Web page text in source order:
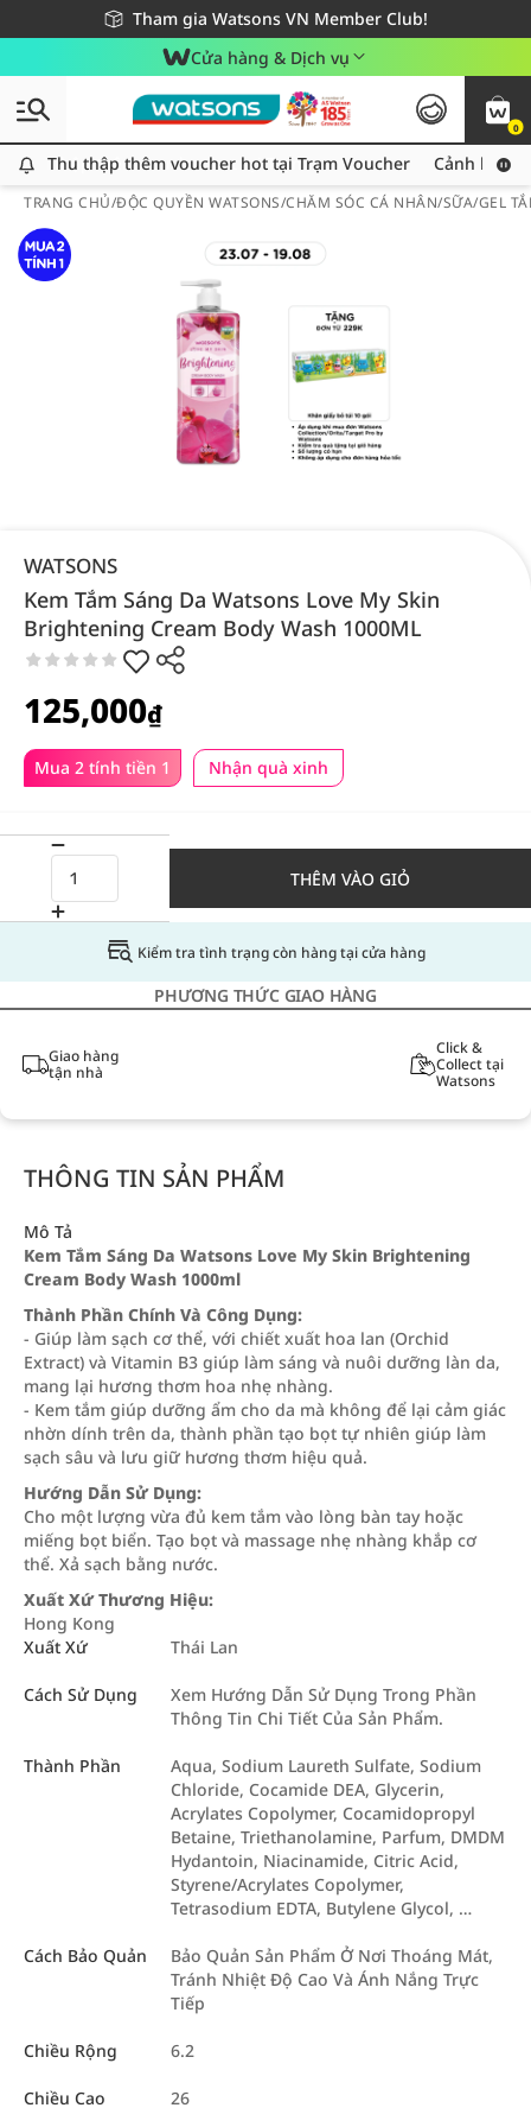
Tham gia Watsons VN Member Club!
Miễn phí giao hàng cho đơn hàng từ 249,000Đ
Giao hàng nhanh 24h - Áp dụng khu vực TP. Hồ Chí Minh
Cửa hàng & Dịch vụ
0
Thu thập thêm voucher hot tại Trạm Voucher
Thu thập thêm voucher hot tại Trạm Voucher Cảnh báo
TRANG CHỦ/ĐỘC QUYỀN WATSONS/CHĂM SÓC CÁ NHÂN/SỮA/GEL
WATSONS
Kem Tắm Sáng Da Watsons Love My Skin
Brightening Cream Body Wash 1000ML
Mua 2 tính tiền 1 Nhận quà xinh
125,000₫
THÊM VÀO GIỎ
Kiểm tra tình trạng còn hàng tại cửa hàng
PHƯƠNG THỨC GIAO HÀNG
Giao hàng
tận nhà
Click &
Collect tại
Watsons
THÔNG TIN SẢN PHẨM
Mô Tả
Kem Tắm Sáng Da Watsons Love My Skin Brightening
Cream Body Wash 1000ml
Thành Phần Chính Và Công Dụng:
- Giúp làm sạch cơ thể, với chiết xuất hoa lan (Orchid
Extract) và Vitamin B3 giúp làm sáng và nuôi dưỡng làn da,
mang lại hương thơm hoa nhẹ nhàng.
- Kem tắm giúp dưỡng ẩm cho da mà không để lại cảm giác
nhờn dính trên da, thành phần tạo bọt tự nhiên giúp làm
sạch sâu và lưu giữ hương thơm hiệu quả.
Hướng Dẫn Sử Dụng:
Cho một lượng vừa đủ kem tắm vào lòng bàn tay hoặc
miếng bọt biển. Tạo bọt và massage nhẹ nhàng khắp cơ
thể. Xả sạch bằng nước.
Xuất Xứ Thương Hiệu:
Hong Kong
Xuất Xứ
Thái Lan
Cách Sử Dụng
Xem Hướng Dẫn Sử Dụng Trong Phần
Thông Tin Chi Tiết Của Sản Phẩm.
Thành Phần
Aqua, Sodium Laureth Sulfate, Sodium
Chloride, Cocamide DEA, Glycerin,
Acrylates Copolymer, Cocamidopropyl
Betaine, Triethanolamine, Parfum, DMDM
Hydantoin, Niacinamide, Citric Acid,
Styrene/Acrylates Copolymer,
Tetrasodium EDTA, Butylene Glycol, …
Cách Bảo Quản
Bảo Quản Sản Phẩm Ở Nơi Thoáng Mát,
Tránh Nhiệt Độ Cao Và Ánh Nắng Trực
Tiếp
Chiều Rộng 6.2
Chiều Cao 26